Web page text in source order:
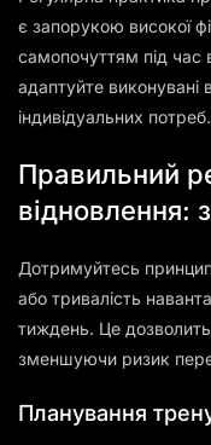
є запорукою високої
самопочуттям під час
адаптуйте виконувані
індивідуальних потреб.
Правильний
відновлення:
Дотримуйтесь
або тривалість
тиждень. Це
зменшуючи ризик
Планування